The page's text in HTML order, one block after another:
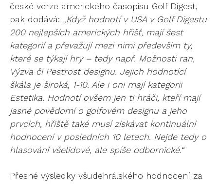
české verze amerického časopisu Golf Digest,
pak dodává: „Když hodnotí v USA v Golf Digestu
200 nejlepších amerických hřišť, mají šest
kategorií a převažují mezi nimi především ty,
které se týkají hry – tedy např. Možnosti ran,
Výzva či Pestrost designu. Jejich hodnotící
škála je široká, 1-10. Ale i oni mají kategorii
Estetika. Hodnotí ovšem jen ti hráči, kteří mají
jasné povědomí o golfovém designu a jeho
prvcích, hřiště také musí získávat kontinuální
hodnocení v posledních 10 letech. Nejde tedy o
hlasování všelidové, ale spíše odbornické.“
Přesné výsledky všudehrálského hodnocení za